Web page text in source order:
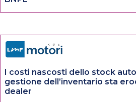
I costi nascosti dello stock
gestione dell’inventario sta
dealer